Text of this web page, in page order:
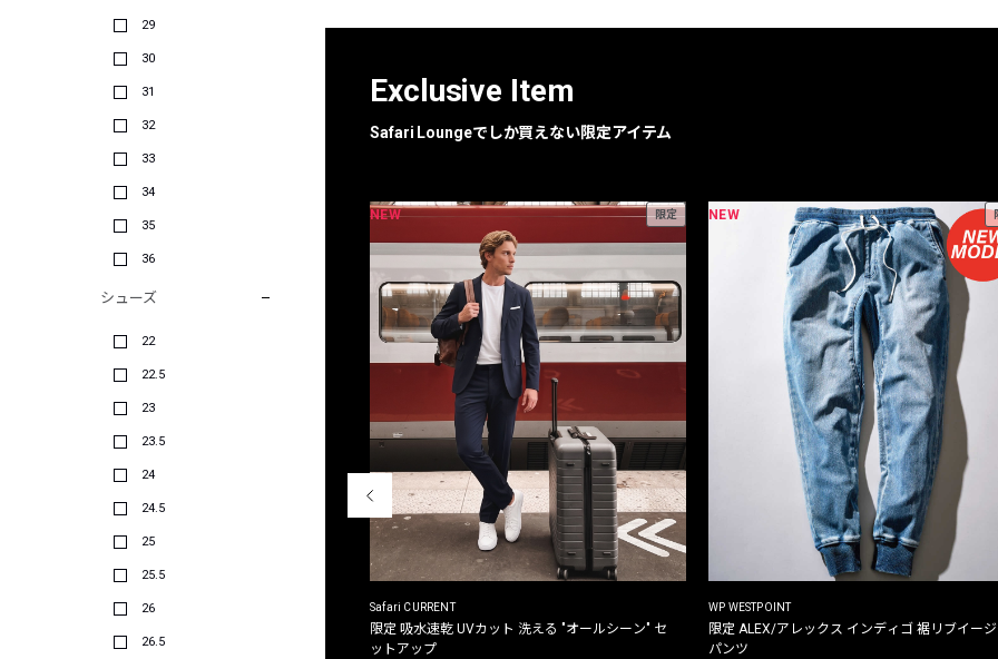
29
30
31
32
33
34
35
36
シューズ
22
22.5
23
23.5
24
24.5
25
25.5
26
26.5
Exclusive Item
Safari Loungeでしか買えない限定アイテム
NEW 限定
Safari CURRENT
限定 吸水速乾 UVカット 洗える "オールシーン" セ
ットアップ
NEW
WP WESTPOINT
限定 ALEX/アレックス インディゴ 裾リブイー
パンツ